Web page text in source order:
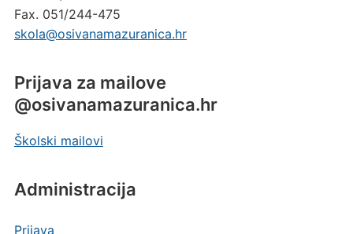
Fax. 051/244-475
skola@osivanamazuranica.hr
Prijava za mailove
@osivanamazuranica.hr
Školski mailovi
Administracija
Prijava